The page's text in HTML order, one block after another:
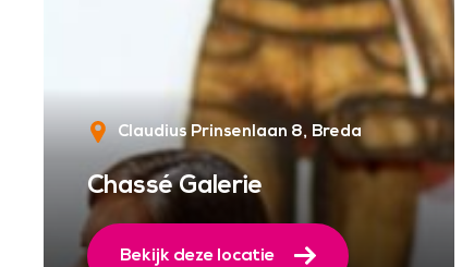
Claudius Prinsenlaan 8 Breda
Chassé Galerie
Bekijk deze locatie